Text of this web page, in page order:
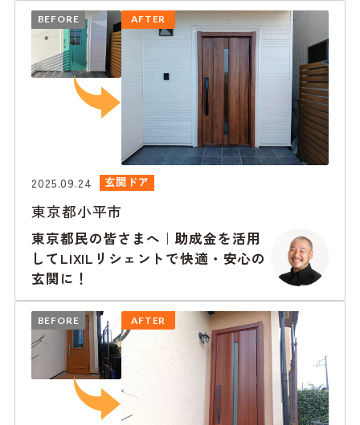
BEFORE AFTER
2025.09.24 玄関ドア
東京都小平市
東京都民の皆さまへ｜助成金を活用
してLIXILリシェントで快適・安心の
玄関に！
BEFORE AFTER